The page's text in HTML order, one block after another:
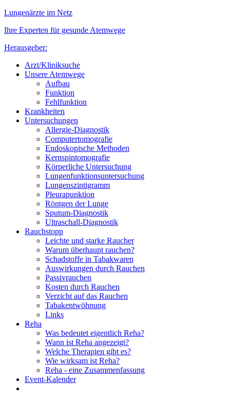
Lungenärzte im Netz
Ihre Experten für gesunde Atemwege
Herausgeber:
Arzt/Kliniksuche
Unsere Atemwege
Aufbau
Funktion
Fehlfunktion
Krankheiten
Untersuchungen
Allergie-Diagnostik
Computertomografie
Endoskopische Methoden
Kernspintomografie
Körperliche Untersuchung
Lungenfunktionsuntersuchung
Lungenszintigramm
Pleurapunktion
Röntgen der Lunge
Sputum-Diagnostik
Ultraschall-Diagnostik
Rauchstopp
Leichte und starke Raucher
Warum überhaupt rauchen?
Schadstoffe in Tabakwaren
Auswirkungen durch Rauchen
Passivrauchen
Kosten durch Rauchen
Verzicht auf das Rauchen
Tabakentwöhnung
Links
Reha
Was bedeutet eigentlich Reha?
Wann ist Reha angezeigt?
Welche Therapien gibt es?
Wie wirksam ist Reha?
Reha - eine Zusammenfassung
Event-Kalender